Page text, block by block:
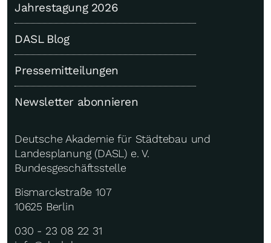
Jahrestagung 2026
DASL Blog
Pressemitteilungen
Newsletter abonnieren
Deutsche Akademie für Städtebau und
Landesplanung (DASL) e. V.
Bundesgeschäftsstelle
Bismarckstraße 107
10625 Berlin
030 - 23 08 22 31